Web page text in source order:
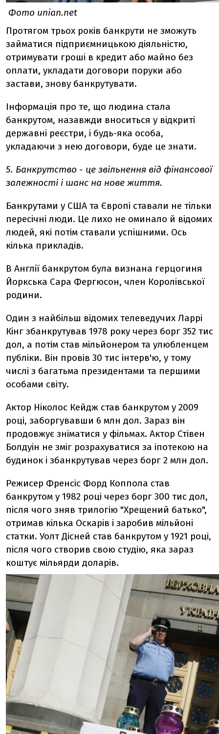
Фото unian.net
Протягом трьох років банкрути не зможуть
займатися підприємницькою діяльністю,
отримувати гроші в кредит або майно без
оплати, укладати договори поруки або
застави, знову банкрутувати.
Інформація про те, що людина стала
банкрутом, назавжди вноситься у відкриті
державні реєстри, і будь-яка особа,
укладаючи з нею договори, буде це знати.
5. Банкрутство - це звільнення від фінансової
залежності і шанс на нове життя.
Банкрутами у США та Європі ставали не тільки
пересічні люди. Це лихо не оминало й відомих
людей, які потім ставали успішними. Ось
кілька прикладів.
В Англії банкрутом була визнана герцогиня
Йоркська Сара Фергюсон, член Королівської
родини.
Один з найбільш відомих телеведучих Ларрі
Кінг збанкрутував 1978 року через борг 352 тис
дол, а потім став мільйонером та улюбленцем
публіки. Він провів 30 тис інтерв'ю, у тому
числі з багатьма президентами та першими
особами світу.
Актор Ніколос Кейдж став банкрутом у 2009
році, заборгувавши 6 млн дол. Зараз він
продовжує зніматися у фільмах. Актор Стівен
Болдуін не зміг розрахуватися за іпотекою на
будинок і збанкрутував через борг 2 млн дол.
Режисер Френсіс Форд Коппола став
банкрутом у 1982 році через борг 300 тис дол,
після чого зняв трилогію "Хрещений батько",
отримав кілька Оскарів і заробив мільйоні
статки. Уолт Дісней став банкрутом у 1921 році,
після чого створив свою студію, яка зараз
коштує мільярди доларів.